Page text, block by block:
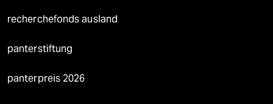
recherchefonds ausland
panterstiftung
panterpreis 2026